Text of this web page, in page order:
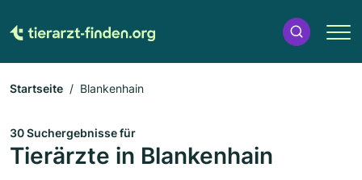
Startseite Blankenhain
30 Suchergebnisse für
Tierärzte in Blankenhain